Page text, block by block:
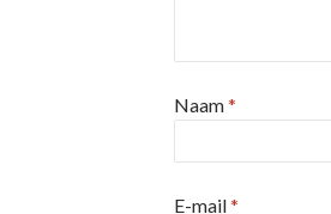
Naam*
E-mail*